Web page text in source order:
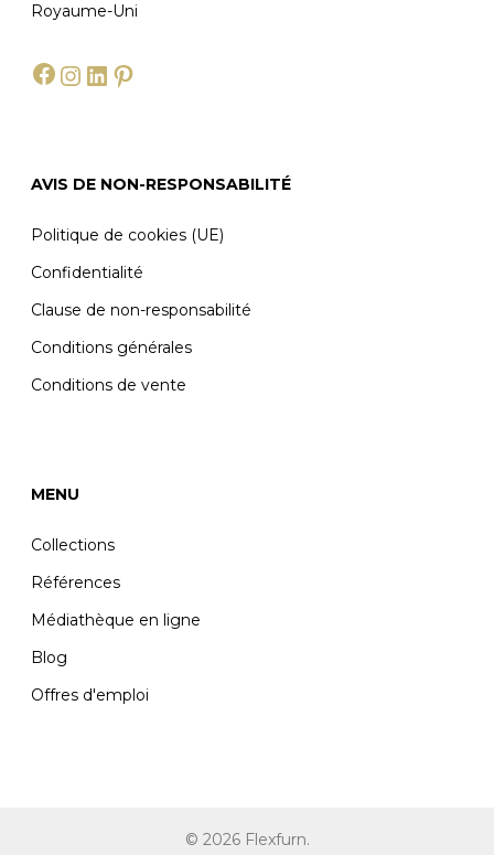
Royaume-Uni
Facebook
Instagram
LinkedIn
AVIS DE NON-RESPONSABILITÉ
Politique de cookies (UE)
Confidentialité
Clause de non-responsabilité
Conditions générales
Conditions de vente
MENU
Collections
Références
Médiathèque en ligne
Blog
Offres d'emploi
© 2026 Flexfurn.